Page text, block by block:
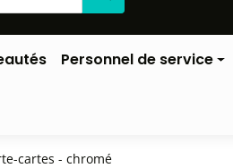
Personnel de service
cartes - chromé